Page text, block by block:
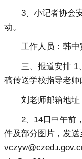
3、小记者协会
动。
工作人员：韩中
三、报道安排 1
稿传送学校指导老师
刘老师邮箱地址
2、14日中午前
件及部分图片，发送